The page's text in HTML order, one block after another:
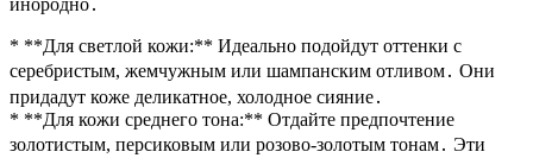
* **Для светлой кожи:** Идеально подойдут оттенки с
серебристым, жемчужным или шампанским отливом․ Они
придадут коже деликатное, холодное сияние․
* **Для кожи среднего тона:** Отдайте предпочтение
золотистым, персиковым или розово-золотым тонам․ Эти